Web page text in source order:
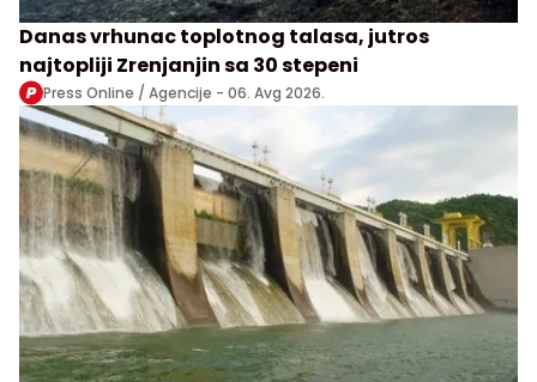
Danas vrhunac toplotnog talasa, jutros
najtopliji Zrenjanjin sa 30 stepeni
Press Online / Agencije - 06. Avg 2026.